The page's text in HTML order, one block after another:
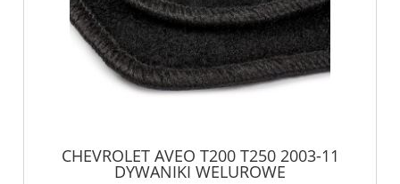
CHEVROLET AVEO T200 T250 2003-11
DYWANIKI WELUROWE